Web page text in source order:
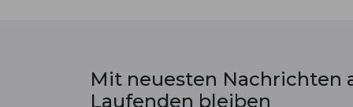
Mit neuesten Nachrichten
Laufenden bleiben